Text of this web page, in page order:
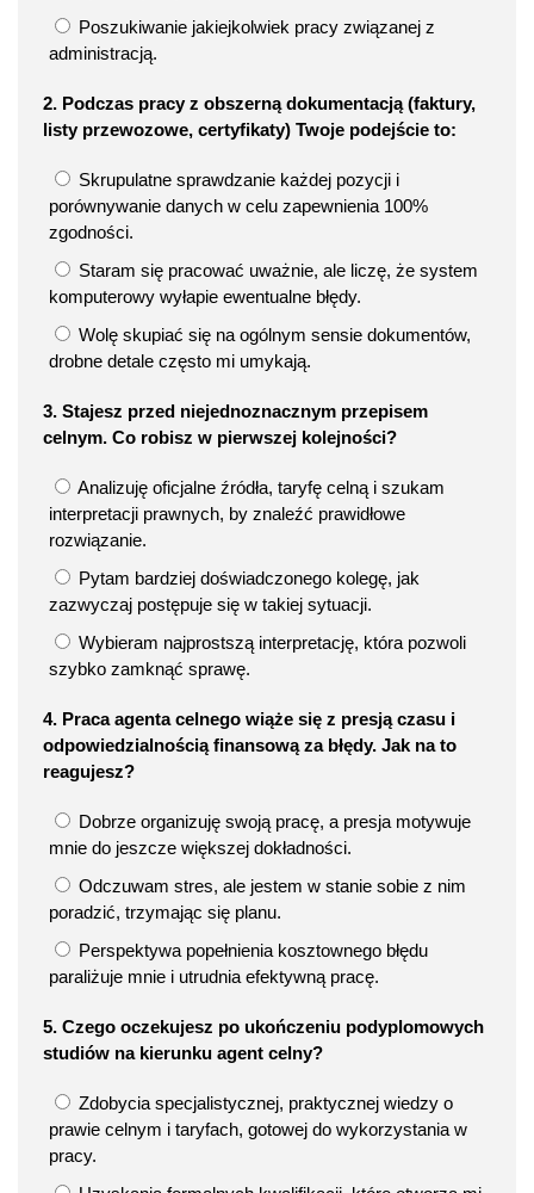
Poszukiwanie jakiejkolwiek pracy związanej z
administracją.
2. Podczas pracy z obszerną dokumentacją (faktury,
listy przewozowe, certyfikaty) Twoje podejście to:
Skrupulatne sprawdzanie każdej pozycji i
porównywanie danych w celu zapewnienia 100%
zgodności.
Staram się pracować uważnie, ale liczę, że system
komputerowy wyłapie ewentualne błędy.
Wolę skupiać się na ogólnym sensie dokumentów,
drobne detale często mi umykają.
3. Stajesz przed niejednoznacznym przepisem
celnym. Co robisz w pierwszej kolejności?
Analizuję oficjalne źródła, taryfę celną i szukam
interpretacji prawnych, by znaleźć prawidłowe
rozwiązanie.
Pytam bardziej doświadczonego kolegę, jak
zazwyczaj postępuje się w takiej sytuacji.
Wybieram najprostszą interpretację, która pozwoli
szybko zamknąć sprawę.
4. Praca agenta celnego wiąże się z presją czasu i
odpowiedzialnością finansową za błędy. Jak na to
reagujesz?
Dobrze organizuję swoją pracę, a presja motywuje
mnie do jeszcze większej dokładności.
Odczuwam stres, ale jestem w stanie sobie z nim
poradzić, trzymając się planu.
Perspektywa popełnienia kosztownego błędu
paraliżuje mnie i utrudnia efektywną pracę.
5. Czego oczekujesz po ukończeniu podyplomowych
studiów na kierunku agent celny?
Zdobycia specjalistycznej, praktycznej wiedzy o
prawie celnym i taryfach, gotowej do wykorzystania w
pracy.